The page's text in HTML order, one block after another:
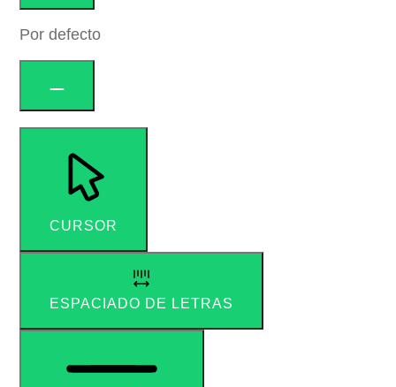
Por defecto
CURSOR
ESPACIADO DE LETRAS